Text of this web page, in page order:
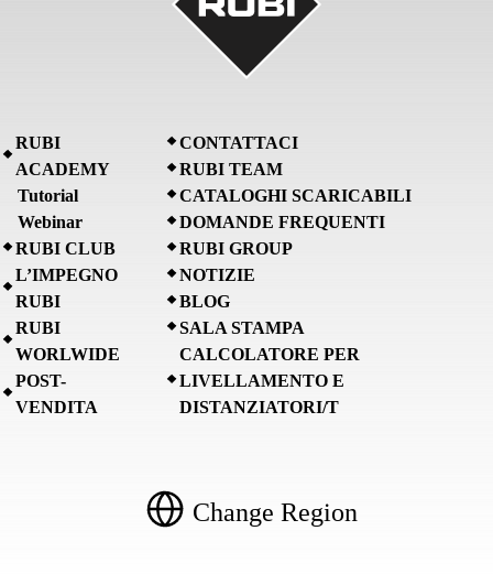
RUBI
ACADEMY
Tutorial
Webinar
RUBI CLUB
L’IMPEGNO
RUBI
RUBI
WORLWIDE
POST-
VENDITA
CONTATTACI
RUBI TEAM
CATALOGHI SCARICABILI
DOMANDE FREQUENTI
RUBI GROUP
NOTIZIE
BLOG
SALA STAMPA
CALCOLATORE PER
LIVELLAMENTO E
DISTANZIATORI/T
Change Region